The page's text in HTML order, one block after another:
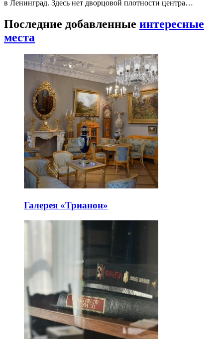
в Ленинград. Здесь нет дворцовой плотности центра…
Последние добавленные интересные
места
Галерея «Трианон»